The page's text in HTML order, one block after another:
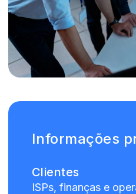
Informações
Clientes
ISPs, finanças e